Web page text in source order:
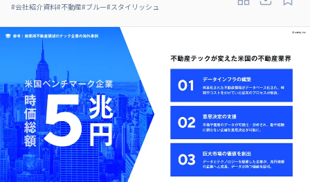
#会社紹介資料#不動産#ブルー#スタイリッシュ